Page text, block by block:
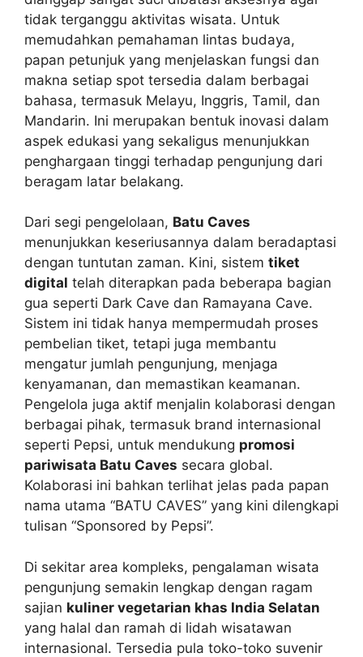
tidak terganggu aktivitas wisata. Untuk
memudahkan pemahaman lintas budaya,
papan petunjuk yang menjelaskan fungsi dan
makna setiap spot tersedia dalam berbagai
bahasa, termasuk Melayu, Inggris, Tamil, dan
Mandarin. Ini merupakan bentuk inovasi dalam
aspek edukasi yang sekaligus menunjukkan
penghargaan tinggi terhadap pengunjung dari
beragam latar belakang.
Dari segi pengelolaan, Batu Caves
menunjukkan keseriusannya dalam beradaptasi
dengan tuntutan zaman. Kini, sistem tiket
digital telah diterapkan pada beberapa bagian
gua seperti Dark Cave dan Ramayana Cave.
Sistem ini tidak hanya mempermudah proses
pembelian tiket, tetapi juga membantu
mengatur jumlah pengunjung, menjaga
kenyamanan, dan memastikan keamanan.
Pengelola juga aktif menjalin kolaborasi dengan
berbagai pihak, termasuk brand internasional
seperti Pepsi, untuk mendukung promosi
pariwisata Batu Caves secara global.
Kolaborasi ini bahkan terlihat jelas pada papan
nama utama “BATU CAVES” yang kini dilengkapi
tulisan “Sponsored by Pepsi”.
Di sekitar area kompleks, pengalaman wisata
pengunjung semakin lengkap dengan ragam
sajian kuliner vegetarian khas India Selatan
yang halal dan ramah di lidah wisatawan
internasional. Tersedia pula toko-toko suvenir